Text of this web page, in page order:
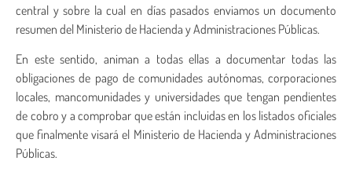
central y sobre la cual en días pasados enviamos un documento
resumen del Ministerio de Hacienda y Administraciones Públicas.
En este sentido, animan a todas ellas a documentar todas las
obligaciones de pago de comunidades autónomas, corporaciones
locales, mancomunidades y universidades que tengan pendientes
de cobro y a comprobar que están incluidas en los listados oficiales
que finalmente visará el Ministerio de Hacienda y Administraciones
Públicas.